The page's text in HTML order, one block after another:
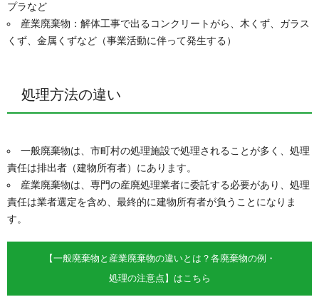
プラなど
産業廃棄物：解体工事で出るコンクリートがら、木くず、ガラス
くず、金属くずなど（事業活動に伴って発生する）
処理方法の違い
一般廃棄物は、市町村の処理施設で処理されることが多く、処理
責任は排出者（建物所有者）にあります。
産業廃棄物は、専門の産廃処理業者に委託する必要があり、処理
責任は業者選定を含め、最終的に建物所有者が負うことになりま
す。
【一般廃棄物と産業廃棄物の違いとは？各廃棄物の例・
処理の注意点】はこちら